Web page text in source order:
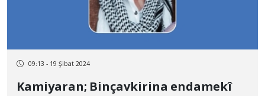
09:13 - 19 Şibat 2024
Kamiyaran; Binçavkirina endamekî